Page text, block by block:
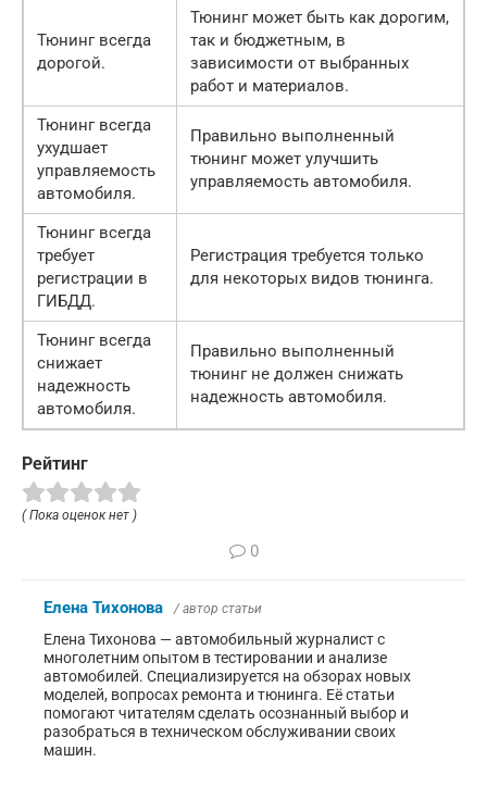
Тюнинг всегда
дорогой.
Тюнинг может быть как дорогим,
так и бюджетным, в
зависимости от выбранных
работ и материалов.
Тюнинг всегда
ухудшает
управляемость
автомобиля.
Правильно выполненный
тюнинг может улучшить
управляемость автомобиля.
Тюнинг всегда
требует
регистрации в
ГИБДД.
Регистрация требуется только
для некоторых видов тюнинга.
Тюнинг всегда
снижает
надежность
автомобиля.
Правильно выполненный
тюнинг не должен снижать
надежность автомобиля.
Рейтинг
( Пока оценок нет )
0
Елена Тихонова / автор статьи
Елена Тихонова — автомобильный журналист с
многолетним опытом в тестировании и анализе
автомобилей. Специализируется на обзорах новых
моделей, вопросах ремонта и тюнинга. Её статьи
помогают читателям сделать осознанный выбор и
разобраться в техническом обслуживании своих
машин.